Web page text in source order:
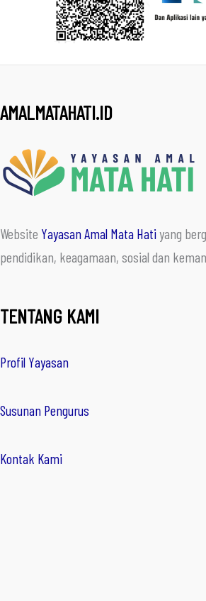
AMALMATAHATI.ID
Website Yayasan Amal Mata Hatiyang
pendidikan, keagamaan, sosial dan
TENTANG KAMI
Profil Yayasan
Susunan Pengurus
Kontak Kami